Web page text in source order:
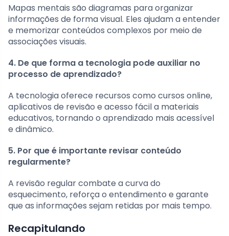
Mapas mentais são diagramas para organizar
informações de forma visual. Eles ajudam a entender
e memorizar conteúdos complexos por meio de
associações visuais.
4. De que forma a tecnologia pode auxiliar no
processo de aprendizado?
A tecnologia oferece recursos como cursos online,
aplicativos de revisão e acesso fácil a materiais
educativos, tornando o aprendizado mais acessível
e dinâmico.
5. Por que é importante revisar conteúdo
regularmente?
A revisão regular combate a curva do
esquecimento, reforça o entendimento e garante
que as informações sejam retidas por mais tempo.
Recapitulando